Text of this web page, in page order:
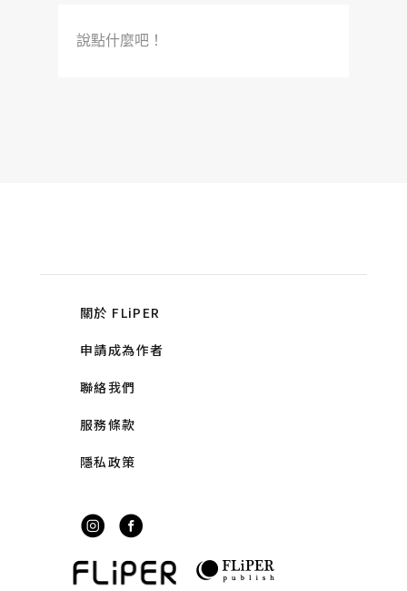
說點什麼吧！
關於 FLiPER
申請成為作者
聯絡我們
服務條款
隱私政策